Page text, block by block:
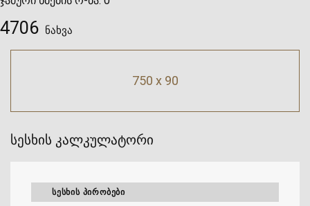
4706 ნახვა
750 x 90
სესხის კალკულატორი
ᲡᲔᲡᲮᲘᲡ ᲞᲘᲠᲝᲑᲔᲑᲘ